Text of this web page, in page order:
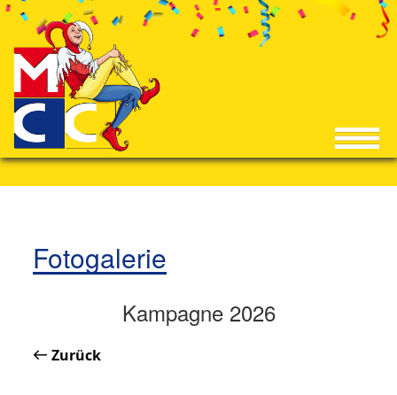
Fotogalerie
Kampagne 2026
Zurück